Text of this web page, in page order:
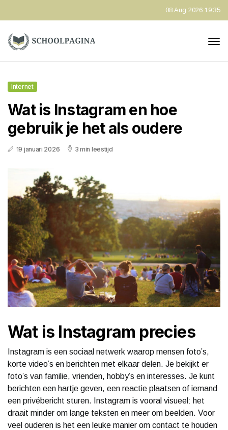
08 Aug 2026 19:35
Internet
Wat is Instagram en hoe
gebruik je het als oudere
19 januari 2026 3 min leestijd
Wat is Instagram precies
Instagram is een sociaal netwerk waarop mensen foto’s,
korte video’s en berichten met elkaar delen. Je bekijkt er
foto’s van familie, vrienden, hobby’s en interesses. Je kunt
berichten een hartje geven, een reactie plaatsen of iemand
een privébericht sturen. Instagram is vooral visueel: het
draait minder om lange teksten en meer om beelden. Voor
veel ouderen is het een leuke manier om contact te houden